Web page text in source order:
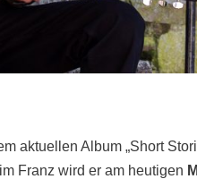
aktuellen Album „Short
Franz wird er am heutigen